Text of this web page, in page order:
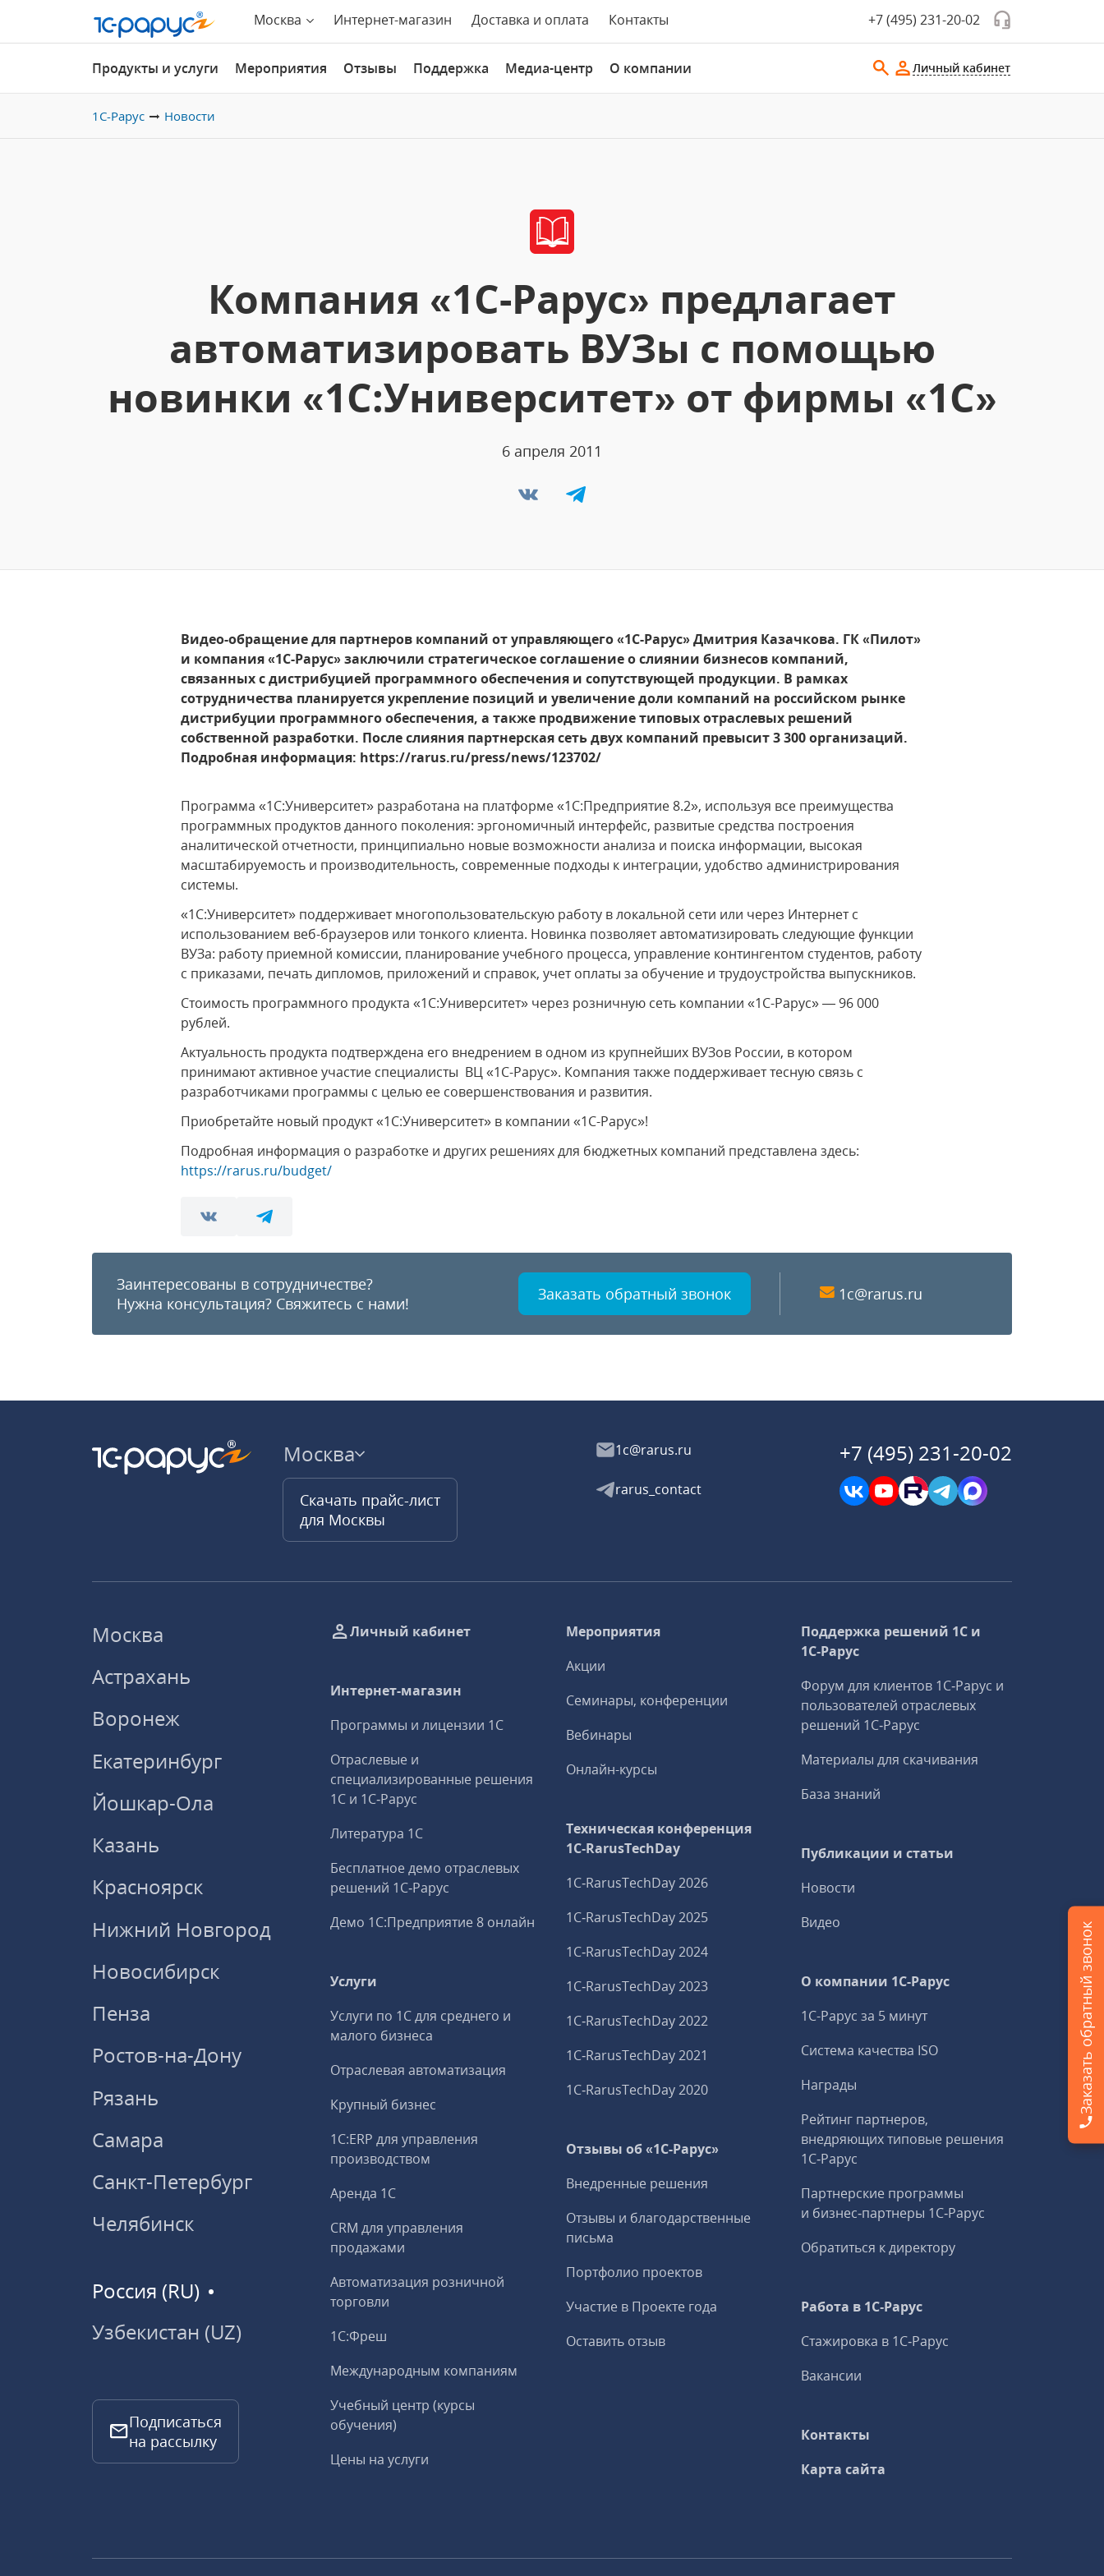
Москва Интернет-магазин Доставка и оплата Контакты +7 (495) 231-20-02
Продукты и услуги Мероприятия Отзывы Поддержка Медиа-центр О компании Личный кабинет
1С-Рарус Новости
Компания «1С-Рарус» предлагает
автоматизировать ВУЗы с помощью
новинки «1С:Университет» от фирмы «1С»
6 апреля 2011
Видео-обращение для партнеров компаний от управляющего «1С-Рарус» Дмитрия Казачкова. ГК «Пилот»
и компания «1С-Рарус» заключили стратегическое соглашение о слиянии бизнесов компаний,
связанных с дистрибуцией программного обеспечения и сопутствующей продукции. В рамках
сотрудничества планируется укрепление позиций и увеличение доли компаний на российском рынке
дистрибуции программного обеспечения, а также продвижение типовых отраслевых решений
собственной разработки. После слияния партнерская сеть двух компаний превысит 3 300 организаций.
Подробная информация: https://rarus.ru/press/news/123702/
Программа «1С:Университет» разработана на платформе «1С:Предприятие 8.2», используя все преимущества
программных продуктов данного поколения: эргономичный интерфейс, развитые средства построения
аналитической отчетности, принципиально новые возможности анализа и поиска информации, высокая
масштабируемость и производительность, современные подходы к интеграции, удобство администрирования
системы.
«1С:Университет» поддерживает многопользовательскую работу в локальной сети или через Интернет с
использованием веб-браузеров или тонкого клиента. Новинка позволяет автоматизировать следующие функции
ВУЗа: работу приемной комиссии, планирование учебного процесса, управление контингентом студентов, работу
с приказами, печать дипломов, приложений и справок, учет оплаты за обучение и трудоустройства выпускников.
Стоимость программного продукта «1С:Университет» через розничную сеть компании «1С-Рарус» — 96 000
рублей.
Актуальность продукта подтверждена его внедрением в одном из крупнейших ВУЗов России, в котором
принимают активное участие специалисты ВЦ «1С-Рарус». Компания также поддерживает тесную связь с
разработчиками программы с целью ее совершенствования и развития.
Приобретайте новый продукт «1С:Университет» в компании «1С-Рарус»!
Подробная информация о разработке и других решениях для бюджетных компаний представлена здесь:
https://rarus.ru/budget/
Заинтересованы в сотрудничестве?
Нужна консультация? Свяжитесь с нами! Заказать обратный звонок 1c@rarus.ru
Москва
Скачать прайс-лист
для Москвы
1c@rarus.ru
rarus_contact
+7 (495) 231-20-02
Москва
Астрахань
Воронеж
Екатеринбург
Йошкар-Ола
Казань
Красноярск
Нижний Новгород
Новосибирск
Пенза
Ростов-на-Дону
Рязань
Самара
Санкт-Петербург
Челябинск
Россия (RU)
Узбекистан (UZ)
Подписаться
на рассылку
Личный кабинет
Интернет-магазин
Программы и лицензии 1С
Отраслевые и
специализированные решения
1С и 1С‑Рарус
Литература 1С
Бесплатное демо отраслевых
решений 1С‑Рарус
Демо 1С:Предприятие 8 онлайн
Услуги
Услуги по 1С для среднего и
малого бизнеса
Отраслевая автоматизация
Крупный бизнес
1С:ERP для управления
производством
Аренда 1С
CRM для управления
продажами
Автоматизация розничной
торговли
1С:Фреш
Международным компаниям
Учебный центр (курсы
обучения)
Цены на услуги
Мероприятия
Акции
Семинары, конференции
Вебинары
Онлайн-курсы
Техническая конференция
1C‑RarusTechDay
1C‑RarusTechDay 2026
1C‑RarusTechDay 2025
1C‑RarusTechDay 2024
1C‑RarusTechDay 2023
1C‑RarusTechDay 2022
1C‑RarusTechDay 2021
1C‑RarusTechDay 2020
Отзывы об «1С-Рарус»
Внедренные решения
Отзывы и благодарственные
письма
Портфолио проектов
Участие в Проекте года
Оставить отзыв
Поддержка решений 1С и
1С‑Рарус
Форум для клиентов 1С‑Рарус и
пользователей отраслевых
решений 1С‑Рарус
Материалы для скачивания
База знаний
Публикации и статьи
Новости
Видео
О компании 1C-Рарус
1С-Рарус за 5 минут
Система качества ISO
Награды
Рейтинг партнеров,
внедряющих типовые решения
1С‑Рарус
Партнерские программы
и бизнес‑партнеры 1С‑Рарус
Обратиться к директору
Работа в 1С‑Рарус
Стажировка в 1С‑Рарус
Вакансии
Контакты
Карта сайта
Заказать обратный звонок